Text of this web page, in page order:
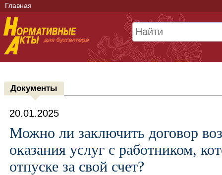
Главная
Документы
20.01.2025
Можно ли заключить договор
оказания услуг с работником,
отпуске за свой счет?